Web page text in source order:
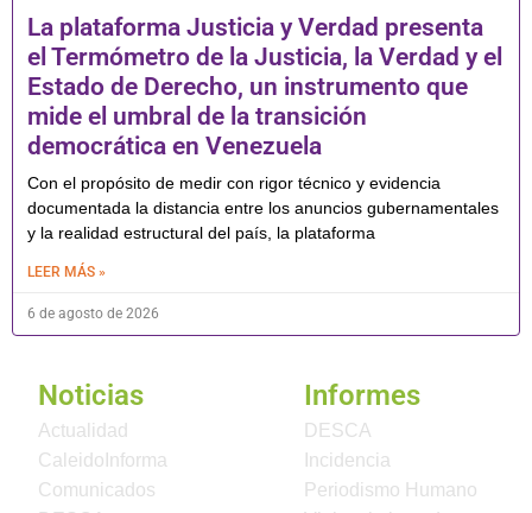
La plataforma Justicia y Verdad presenta
el Termómetro de la Justicia, la Verdad y el
Estado de Derecho, un instrumento que
mide el umbral de la transición
democrática en Venezuela
Con el propósito de medir con rigor técnico y evidencia
documentada la distancia entre los anuncios gubernamentales
y la realidad estructural del país, la plataforma
LEER MÁS »
6 de agosto de 2026
Noticias
Actualidad
CaleidoInforma
Comunicados
Informes
DESCA
Incidencia
Periodismo Humano